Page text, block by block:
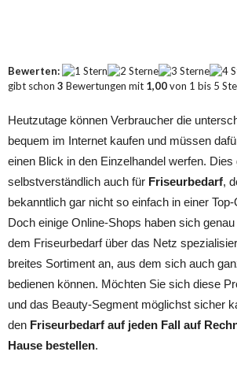
Bewerten:
gibt schon 3 Bewertungen mit 1,00von 1 bis 5
Heutzutage können Verbraucher die
bequem im Internet kaufen und müssen
einen Blick in den Einzelhandel werfen. Dies
selbstverständlich auch für Friseurbedarf,
bekanntlich gar nicht so einfach in einer
Doch einige Online-Shops haben sich
dem Friseurbedarf über das Netz
breites Sortiment an, aus dem sich auch
bedienen können. Möchten Sie sich diese
und das Beauty-Segment möglichst sicher
den Friseurbedarf auf jeden Fall auf
Hause bestellen.